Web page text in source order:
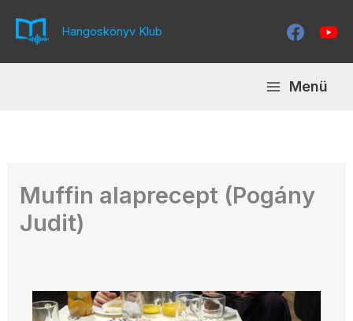
Hangoskönyv Klub
Menü
Muffin alaprecept (Pogány
Judit)